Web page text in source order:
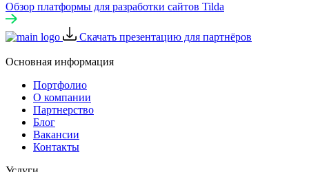
Обзор платформы для разработки сайтов Tilda
Скачать презентацию для партнёров
Основная информация
Портфолио
О компании
Партнерство
Блог
Вакансии
Контакты